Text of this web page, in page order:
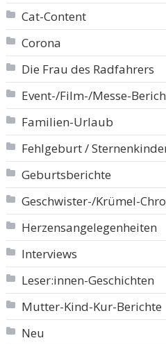
Cat-Content
Corona
Die Frau des Radfahrers
Event-/Film-/Messe-
Familien-Urlaub
Fehlgeburt /
Geburtsberichte
Geschwister-/Krümel-
Herzensangelegenheiten
Interviews
Leser:innen-Geschichten
Mutter-Kind-Kur-Berichte
Neu